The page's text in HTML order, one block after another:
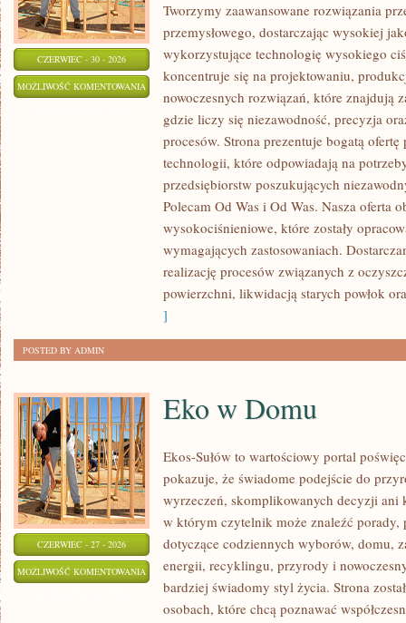
CZERWIEC - 30 - 2026
MOŻLIWOŚĆ KOMENTOWANIA
ZRÓWNOWAŻONY
Tworzymy zaawansowane rozwiązania
przemysłowego, dostarczając wysokiej
wykorzystujące technologię wysokiego
koncentruje się na projektowaniu,
nowoczesnych rozwiązań, które znajdują
gdzie liczy się niezawodność, precyzja
procesów. Strona prezentuje bogatą ofertę
technologii, które odpowiadają na
przedsiębiorstw poszukujących
Polecam Od Was i Od Was. Nasza oferta
wysokociśnieniowe, które zostały
wymagających zastosowaniach.
realizację procesów związanych z
powierzchni, likwidacją starych powłok
]
POSTED BY ADMIN
CZERWIEC - 27 - 2026
MOŻLIWOŚĆ KOMENTOWANIA
DOMU
Eko w Domu
Ekos-Sułów to wartościowy portal
pokazuje, że świadome podejście do
wyrzeczeń, skomplikowanych decyzji ani
w którym czytelnik może znaleźć porady,
dotyczące codziennych wyborów, domu,
energii, recyklingu, przyrody i
bardziej świadomy styl życia. Strona
osobach, które chcą poznawać